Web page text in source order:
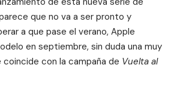
que no va a ser pronto y
a que pase el verano, Apple
en septiembre, sin duda una muy
coincide con la campaña de Vuelta al